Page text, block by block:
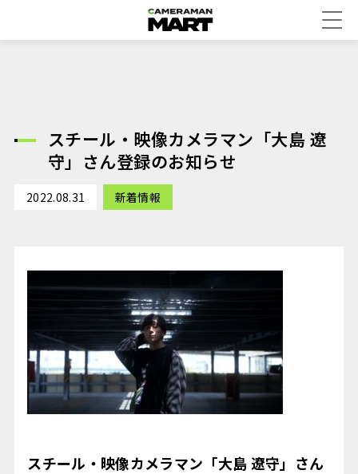
スチール・映像カメラマン「大島 遼
守」さん登録のお知らせ
2022.08.31 新着情報
スチール・映像カメラマン「大島 遼守」さん